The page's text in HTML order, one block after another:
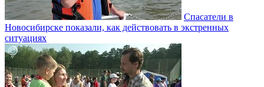
Спасатели в
Новосибирске показали, как действовать в экстренных
ситуациях